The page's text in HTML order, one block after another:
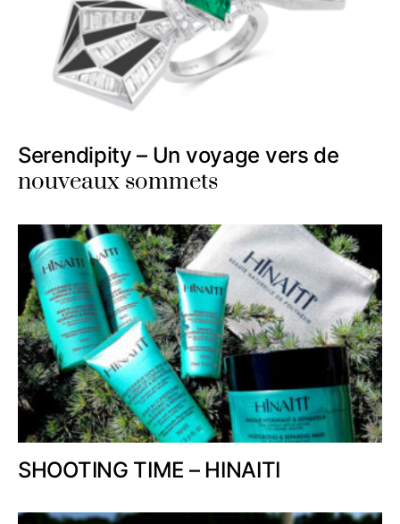
Serendipity – Un voyage vers de
nouveaux sommets
SHOOTING TIME – HINAITI